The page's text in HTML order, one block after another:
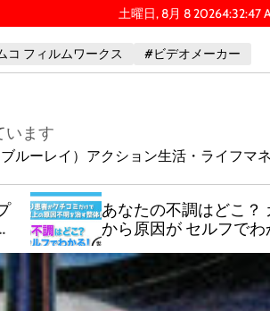
土曜日, 8月 8 20264:32:48
コ フィルムワークス #ビデオメーカー
います
ルーレイ） アクション生活・ライフマ
あなたの不調はどこ？
から原因が セルフでわ